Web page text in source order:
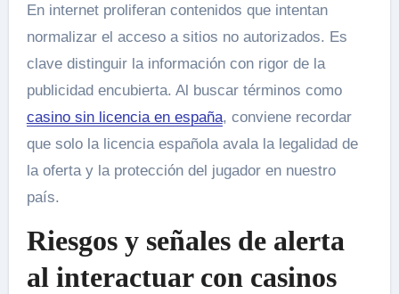
En internet proliferan contenidos que intentan
normalizar el acceso a sitios no autorizados. Es
clave distinguir la información con rigor de la
publicidad encubierta. Al buscar términos como
casino sin licencia en españa, conviene recordar
que solo la licencia española avala la legalidad de
la oferta y la protección del jugador en nuestro
país.
Riesgos y señales de alerta
al interactuar con casinos